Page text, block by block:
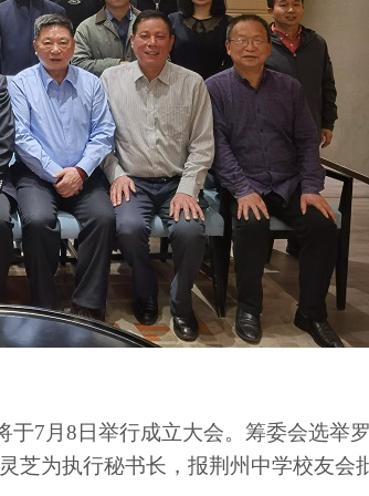
于7 月 8日举行成立大会。筹委会选举
芝为执行秘书长，报荆州中学校友会